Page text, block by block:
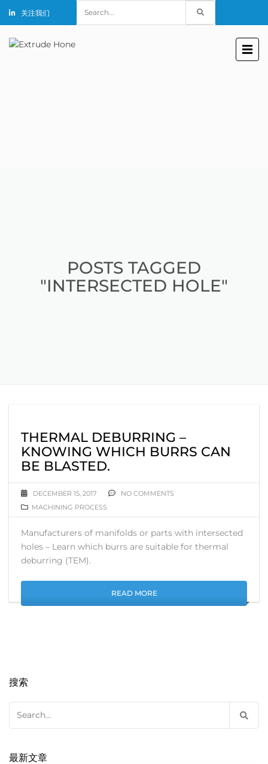
关注我们
for:
POSTS TAGGED
"INTERSECTED HOLE"
THERMAL DEBURRING –
KNOWING WHICH BURRS CAN
BE BLASTED.
DECEMBER 15, 2017
NO COMMENTS
MACHINING PROCESS
Manufacturers of manifolds or parts with intersected
holes – Learn which burrs are suitable for thermal
deburring (TEM).
READ MORE
搜索
for:
最新文章